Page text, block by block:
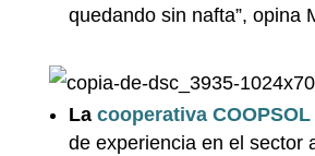
quedando sin nafta”, opina
La cooperativa COOPSOL
de experiencia en el sector